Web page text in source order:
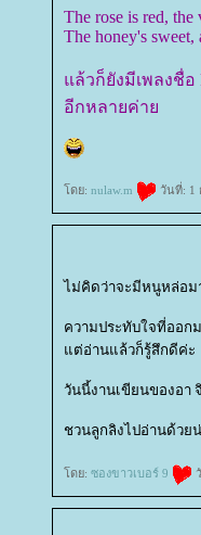
The rose is red, the
The honey's sweet,
ล้วก็ยังมีเพลงชื่อ
อีกหลายค่า
ดย: nulaw.m วันที่: 1
ไม่คิดว่าจะมีหนูหล่อม
ความประทับใจที่ออก
ต่อ่านแล้วก็รู้สึกดีค่ะ
วันนี้งานเขียนของอา
ชวนลูกลิงไปอ่านด้วย
ดย: ซองขาวเบอร์ 9